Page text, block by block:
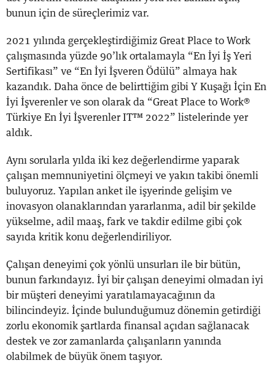
bunun için de süreçlerimiz var.
2021 yılında gerçekleştirdiğimiz Great Place to Work
çalışmasında yüzde 90’lık ortalamayla “En İyi İş Yeri
Sertifikası” ve “En İyi İşveren Ödülü” almaya hak
kazandık. Daha önce de belirttiğim gibi Y Kuşağı İçin En
İyi İşverenler ve son olarak da “Great Place to Work®
Türkiye En İyi İşverenler IT™ 2022” listelerinde yer
aldık.
Aynı sorularla yılda iki kez değerlendirme yaparak
çalışan memnuniyetini ölçmeyi ve yakın takibi önemli
buluyoruz. Yapılan anket ile işyerinde gelişim ve
inovasyon olanaklarından yararlanma, adil bir şekilde
yükselme, adil maaş, fark ve takdir edilme gibi çok
sayıda kritik konu değerlendiriliyor.
Çalışan deneyimi çok yönlü unsurları ile bir bütün,
bunun farkındayız. İyi bir çalışan deneyimi olmadan iyi
bir müşteri deneyimi yaratılamayacağının da
bilincindeyiz. İçinde bulunduğumuz dönemin getirdiği
zorlu ekonomik şartlarda finansal açıdan sağlanacak
destek ve zor zamanlarda çalışanların yanında
olabilmek de büyük önem taşıyor.